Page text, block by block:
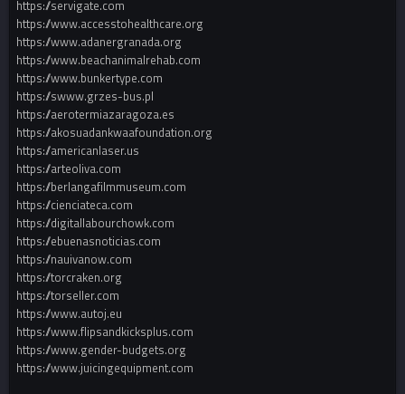
https://servigate.com
https://www.accesstohealthcare.org
https://www.adanergranada.org
https://www.beachanimalrehab.com
https://www.bunkertype.com
https://swww.grzes-bus.pl
https://aerotermiazaragoza.es
https://akosuadankwaafoundation.org
https://americanlaser.us
https://arteoliva.com
https://berlangafilmmuseum.com
https://cienciateca.com
https://digitallabourchowk.com
https://ebuenasnoticias.com
https://nauivanow.com
https://torcraken.org
https://torseller.com
https://www.autoj.eu
https://www.flipsandkicksplus.com
https://www.gender-budgets.org
https://www.juicingequipment.com